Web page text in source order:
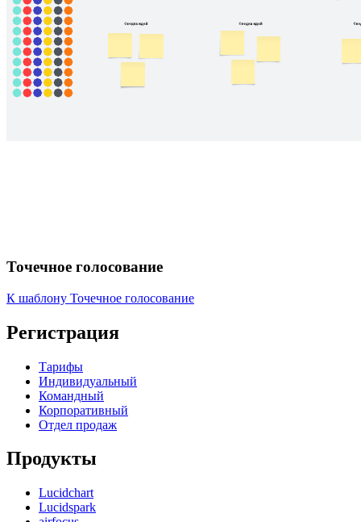
Точечное голосование
К шаблону Точечное голосование
Регистрация
Тарифы
Индивидуальный
Командный
Корпоративный
Отдел продаж
Продукты
Lucidchart
Lucidspark